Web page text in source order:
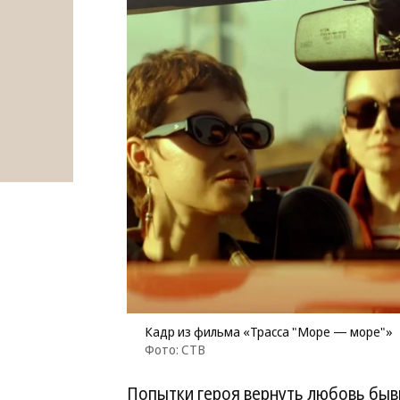
Кадр из фильма «Трасса "Море — море"»
Фото: СТВ
Попытки героя вернуть любовь